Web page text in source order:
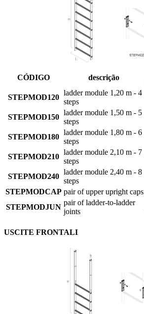
CÓDIGO descrição
STEPMOD120
ladder module 1,20 m - 4
steps
STEPMOD150
ladder module 1,50 m - 5
steps
STEPMOD180
ladder module 1,80 m - 6
steps
STEPMOD210
ladder module 2,10 m - 7
steps
STEPMOD240
ladder module 2,40 m - 8
steps
STEPMODCAP pair of upper upright caps
STEPMODJUN
pair of ladder-to-ladder
joints
USCITE FRONTALI